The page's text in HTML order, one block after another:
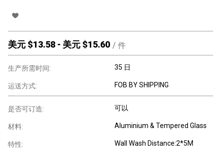
美元 $13.58 - 美元 $15.60 / 件
生产所需时间: 35 日
运送方式: FOB BY SHIPPING
是否可订造: 可以
材料: Aluminium & Tempered Glass
特性: Wall Wash Distance:2*5M